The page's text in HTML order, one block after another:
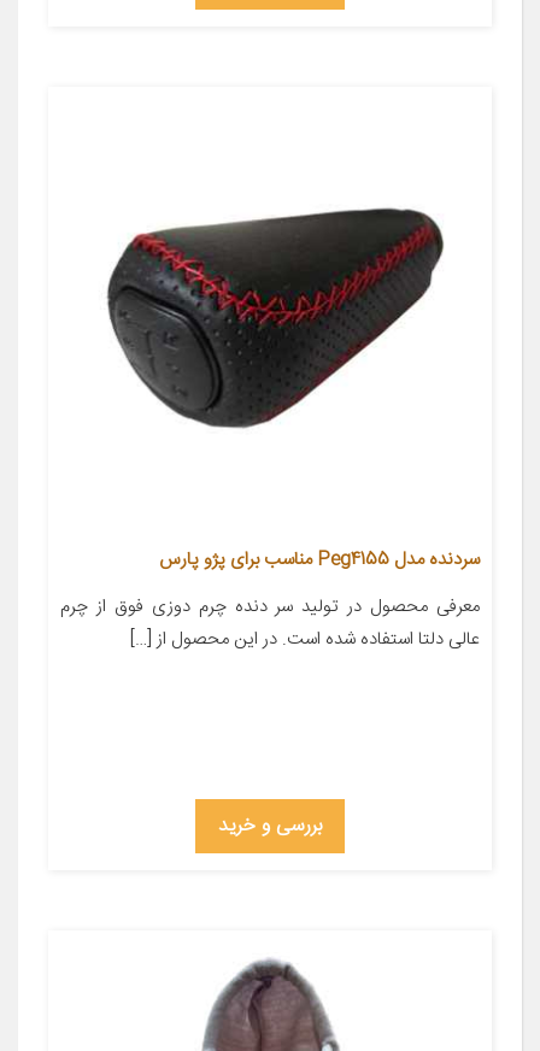
سردنده مدل Peg4155 مناسب برای پژو پارس
معرفی محصول در تولید سر دنده چرم دوزی فوق از چرم
عالی دلتا استفاده شده است. در این محصول از […]
بررسی و خرید